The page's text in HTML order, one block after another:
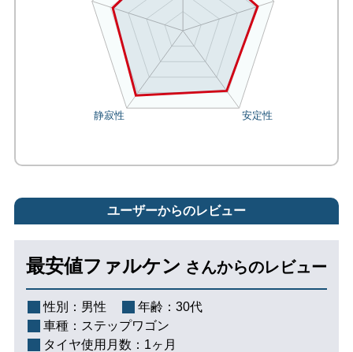
ユーザーからのレビュー
最安値ファルケン さんからのレビュー
性別： 男性 年齢： 30代
車種： ステップワゴン
タイヤ使用月数： 1ヶ月